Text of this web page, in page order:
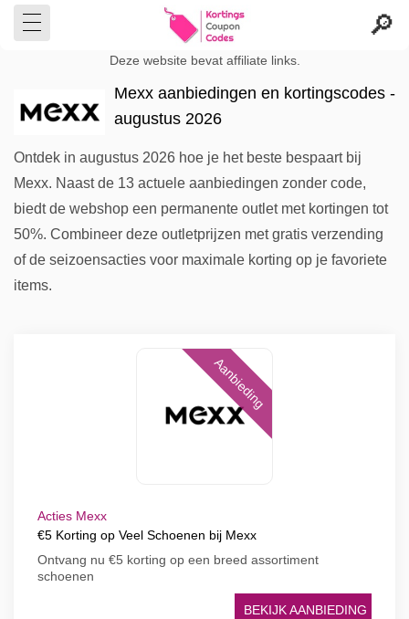
Deze website bevat affiliate links.
Mexx aanbiedingen en kortingscodes -
augustus 2026
Ontdek in augustus 2026 hoe je het beste bespaart bij
Mexx. Naast de 13 actuele aanbiedingen zonder code,
biedt de webshop een permanente outlet met kortingen tot
50%. Combineer deze outletprijzen met gratis verzending
of de seizoensacties voor maximale korting op je favoriete
items.
Aanbieding
Acties Mexx
€5 Korting op Veel Schoenen bij Mexx
Ontvang nu €5 korting op een breed assortiment
schoenen
BEKIJK AANBIEDING